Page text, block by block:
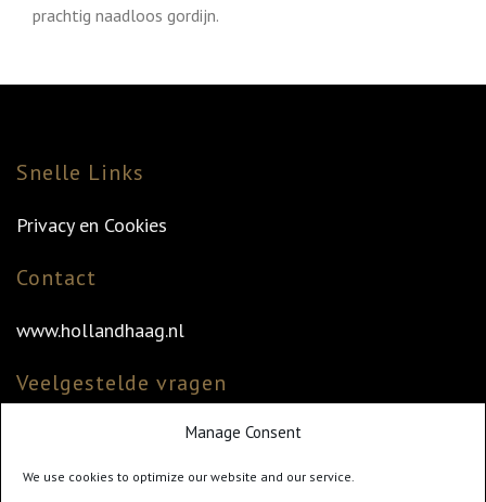
Manage Consent
We use cookies to optimize our website and our service.
prachtig naadloos gordijn.
Snelle Links
Privacy en Cookies
Contact
www.hollandhaag.nl
Veelgestelde vragen
Veelgestelde vragen